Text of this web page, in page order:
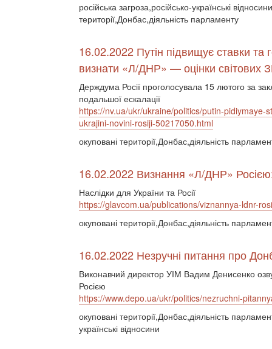
російська загроза,російсько-українські
території,Донбас,діяльність парламенту
16.02.2022 Путін підвищує ставки
визнати «Л/ДНР» — оцінки світових
Держдума Росії проголосувала 15 лютого за
подальшої ескалації
https://nv.ua/ukr/ukraine/politics/putin-
ukrajini-novini-rosiji-50217050.html
окуповані території,Донбас,діяльність
16.02.2022 Визнання «Л/ДНР»
Наслідки для України та Росії
https://glavcom.ua/publications/viznannya-ldnr-
окуповані території,Донбас,діяльність
16.02.2022 Незручні питання про
Виконавчий директор УІМ Вадим Денисенко
Росією
https://www.depo.ua/ukr/politics/nezruchni-
окуповані території,Донбас,діяльність
українські відносини